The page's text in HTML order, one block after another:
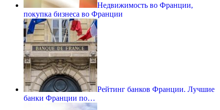
Недвижимость во Франции,
покупка бизнеса во Франции
Рейтинг банков Франции. Лучшие
банки Франции по…